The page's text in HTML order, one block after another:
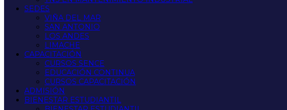
SEDES
VIÑA DEL MAR
SAN ANTONIO
LOS ANDES
LIMACHE
CAPACITACIÓN
CURSOS SENCE
EDUCACIÓN CONTINUA
CURSOS CAPACITACIÓN
ADMISIÓN
BIENESTAR ESTUDIANTIL